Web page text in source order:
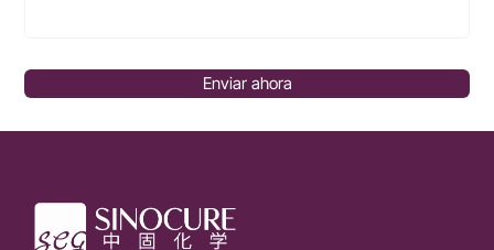
Enviar ahora